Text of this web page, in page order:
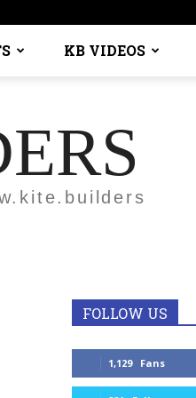
KB VIDEOS
FOLLOW US
1,129 Fans